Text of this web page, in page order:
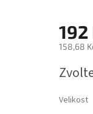
192
158,68
cena:
Velikost